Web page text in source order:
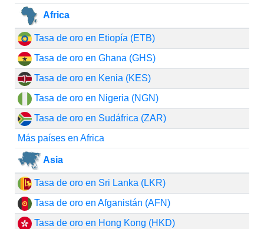
Africa
Tasa de oro en Etiopía (ETB)
Tasa de oro en Ghana (GHS)
Tasa de oro en Kenia (KES)
Tasa de oro en Nigeria (NGN)
Tasa de oro en Sudáfrica (ZAR)
Más países en Africa
Asia
Tasa de oro en Sri Lanka (LKR)
Tasa de oro en Afganistán (AFN)
Tasa de oro en Hong Kong (HKD)